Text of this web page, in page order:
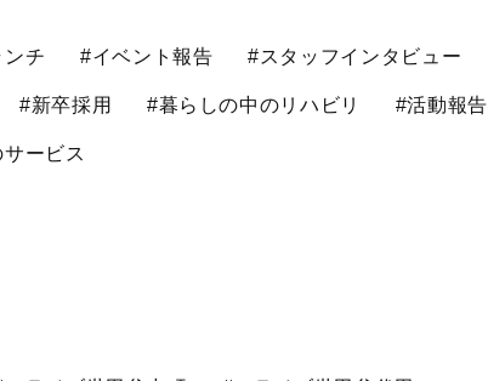
チ #イベント報告 #スタッフインタビュー
#新卒採用 #暮らしの中のリハビリ #活動報告
ービス